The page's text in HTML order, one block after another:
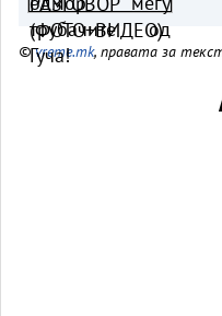
©vreme.mk, правата за